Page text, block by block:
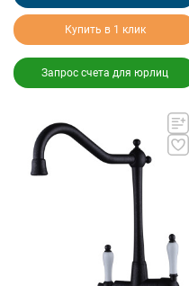
Купить в 1 клик
Запрос счета для юрлиц